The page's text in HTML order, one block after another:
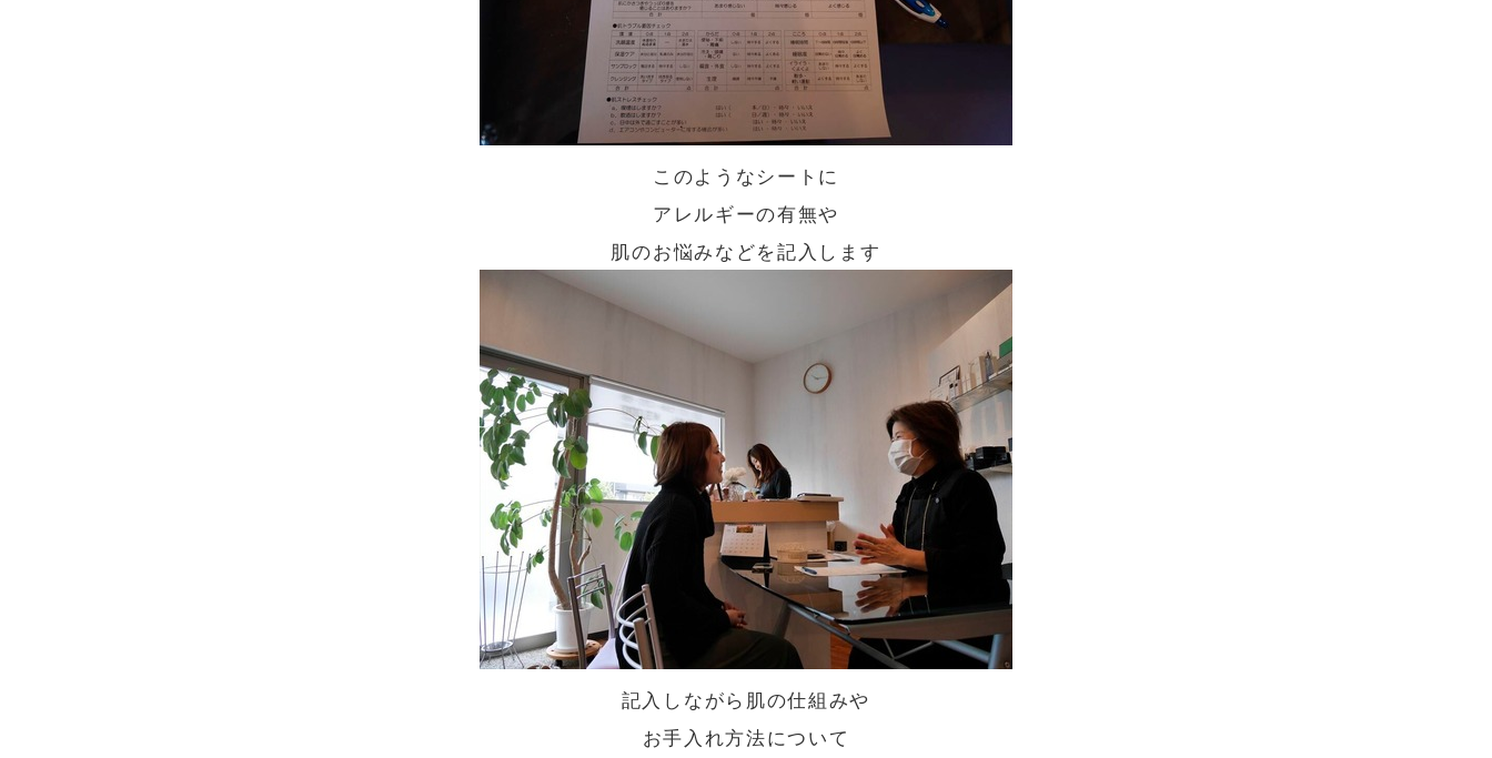
このようなシートに
アレルギーの有無や
肌のお悩みなどを記入します
記入しながら肌の仕組みや
お手入れ方法について